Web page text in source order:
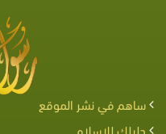
ساهم في نشر الموقع
دليلك للإسلام